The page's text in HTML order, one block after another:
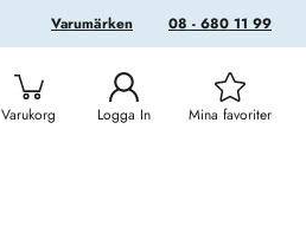
08 - 680 11 99
Varumärken
Varukorg Logga In Mina favoriter